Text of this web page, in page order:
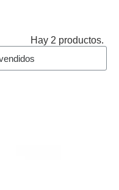
Hay 2 productos.